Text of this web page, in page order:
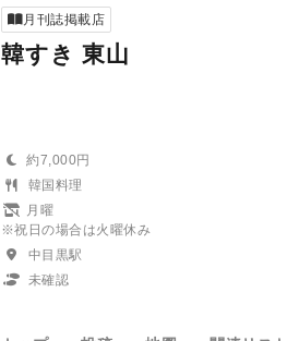
月刊誌掲載店
韓すき 東山
約7,000円
韓国料理
月曜
※祝日の場合は火曜休み
中目黒駅
未確認